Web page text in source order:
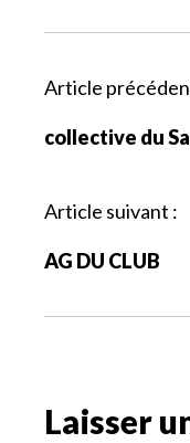
N
v
g
t
o
e
Article
collective du
Article suivant :
AG DU CLUB
Laisser